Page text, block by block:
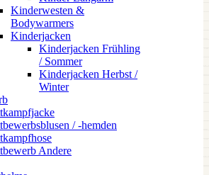
Kinderwesten &
Bodywarmers
Kinderjacken
Kinderjacken Frühling
/ Sommer
Kinderjacken Herbst /
Winter
/ -hemden
Andere